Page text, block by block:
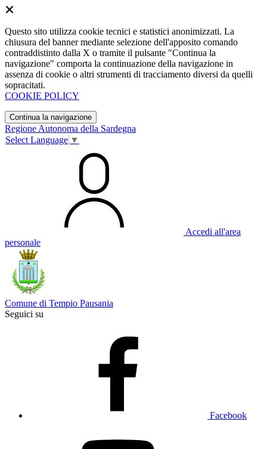
Questo sito utilizza cookie tecnici e statistici anonimizzati. La
chiusura del banner mediante selezione dell'apposito comando
contraddistinto dalla X o tramite il pulsante "Continua la
navigazione" comporta la continuazione della navigazione in
assenza di cookie o altri strumenti di tracciamento diversi da quelli
sopracitati.
COOKIE POLICY
Continua la navigazione
Regione Autonoma della Sardegna
Select Language ▼
Accedi all'area
personale
Comune di Tempio Pausania
Seguici su
Facebook